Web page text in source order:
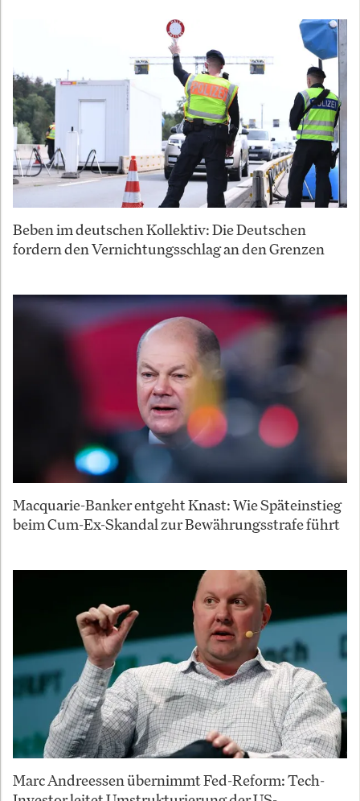
Beben im deutschen Kollektiv: Die Deutschen
fordern den Vernichtungsschlag an den Grenzen
Macquarie-Banker entgeht Knast: Wie Späteinstieg
beim Cum-Ex-Skandal zur Bewährungsstrafe führt
Marc Andreessen übernimmt Fed-Reform: Tech-